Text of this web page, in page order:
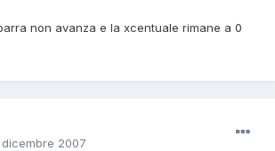
non avanza e la xcentuale rimane a 0
2007